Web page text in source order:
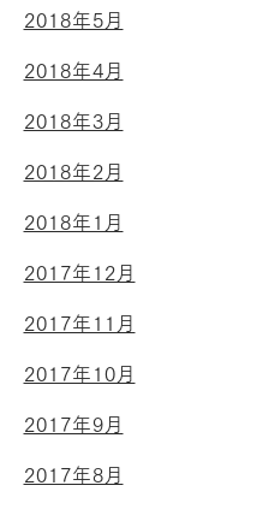
2018年5月
2018年4月
2018年3月
2018年2月
2018年1月
2017年12月
2017年11月
2017年10月
2017年9月
2017年8月